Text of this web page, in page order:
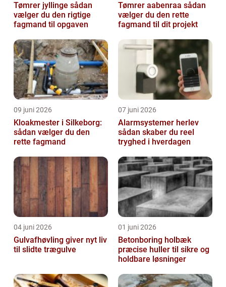
Tømrer jyllinge sådan
vælger du den rigtige
fagmand til opgaven
Tømrer aabenraa sådan
vælger du den rette
fagmand til dit projekt
09 juni 2026
Kloakmester i Silkeborg:
sådan vælger du den
rette fagmand
07 juni 2026
Alarmsystemer herlev
sådan skaber du reel
tryghed i hverdagen
04 juni 2026
Gulvafhøvling giver nyt liv
til slidte trægulve
01 juni 2026
Betonboring holbæk
præcise huller til sikre og
holdbare løsninger